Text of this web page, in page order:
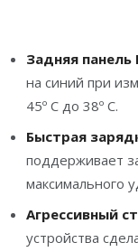
Задняя панель
на синий при
45º C до 38º C.
Быстрая
поддерживает
максимального
Aгрессивный
устройства